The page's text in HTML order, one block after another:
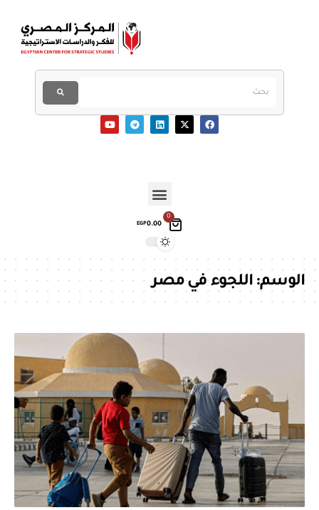
0
EGP0.00
الوسم:اللجوء في مصر